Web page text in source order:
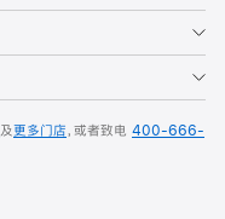
及更多门店，或者致电 400-666-